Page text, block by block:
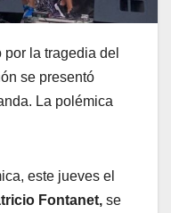
la tragedia del
se presentó
La polémica
este jueves el
Fontanet, se